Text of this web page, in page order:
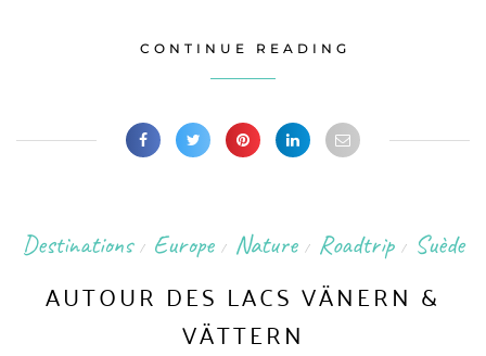
CONTINUE READING
Destinations / Europe / Nature / Roadtrip / Suède
AUTOUR DES LACS VÄNERN &
VÄTTERN